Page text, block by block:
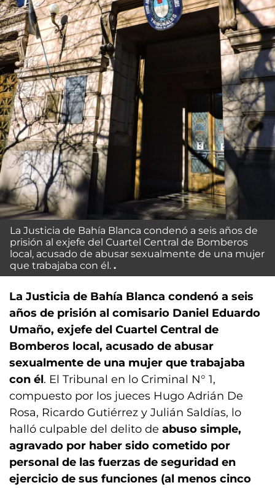
La Justicia de Bahía Blanca condenó a seis años de
prisión al exjefe del Cuartel Central de Bomberos
local, acusado de abusar sexualmente de una mujer
que trabajaba con él.
La Justicia de Bahía Blanca condenó a seis
años de prisión al comisario Daniel Eduardo
Umaño, exjefe del Cuartel Central de
Bomberos local, acusado de abusar
sexualmente de una mujer que trabajaba
con él. El Tribunal en lo Criminal N° 1,
compuesto por los jueces Hugo Adrián De
Rosa, Ricardo Gutiérrez y Julián Saldías, lo
halló culpable del delito de abuso simple,
agravado por haber sido cometido por
personal de las fuerzas de seguridad en
ejercicio de sus funciones (al menos cinco